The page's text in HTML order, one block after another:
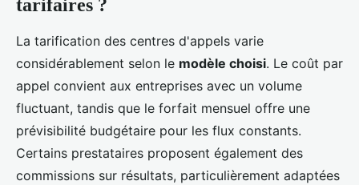
tarifaires ?
La tarification des centres d'appels varie
considérablement selon le modèle choisi. Le coût par
appel convient aux entreprises avec un volume
fluctuant, tandis que le forfait mensuel offre une
prévisibilité budgétaire pour les flux constants.
Certains prestataires proposent également des
commissions sur résultats, particulièrement adaptées